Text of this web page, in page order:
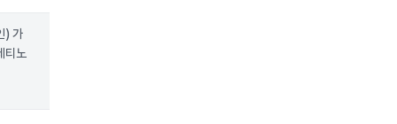
) 가
티노